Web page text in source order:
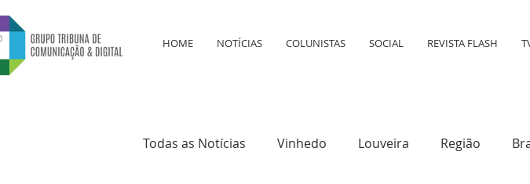
HOME NOTÍCIAS COLUNISTAS SOCIAL REVISTA FLASH
Todas as Notícias Vinhedo Louveira Região